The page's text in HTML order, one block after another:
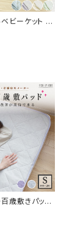
ビーケット 8
百歳敷きパッド
100×200cm